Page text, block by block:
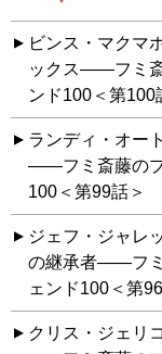
ビンス・マクマ
ックス――フミ
ンド100＜第100
ランディ・オー
――フミ斎藤のプ
100＜第99話＞
ジェフ・ジャレ
の継承者――フミ
ェンド100＜第
クリス・ジェリ